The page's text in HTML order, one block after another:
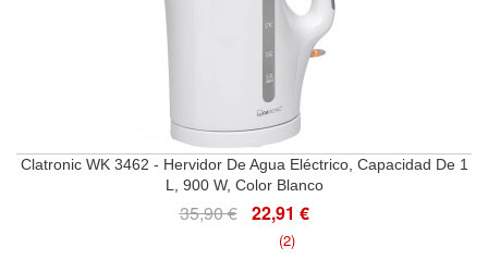
Clatronic WK 3462 - Hervidor De Agua Eléctrico, Capacidad De 1
L, 900 W, Color Blanco
35,90 € 22,91 €
(2)